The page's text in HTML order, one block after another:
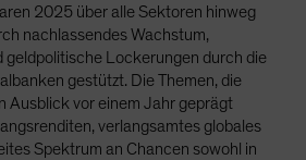
2025 über alle Sektoren hinweg
nachlassendes Wachstum,
geldpolitische Lockerungen durch die
gestützt. Die Themen, die
Ausblick vor einem Jahr geprägt
verlangsamtes globales
Spektrum an Chancen sowohl in